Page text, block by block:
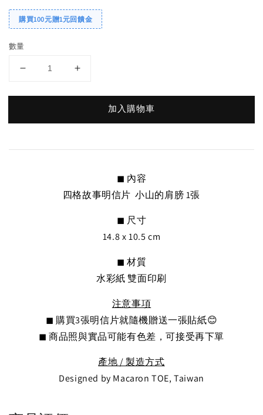
購買100元贈1元回饋金
數量
加入購物車
◼︎ 內容
四格故事明信片 小山的肩膀 1張
◼︎ 尺寸
14.8 x 10.5 cm
◼︎ 材質
水彩紙 雙面印刷
注意事項
◼︎ 購買3張明信片就隨機贈送一張貼紙😊
◼︎ 商品照與實品可能有色差，可接受再下單
產地 / 製造方式
Designed by Macaron TOE, Taiwan